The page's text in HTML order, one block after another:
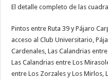
El detalle completo de las
Pintos entre Ruta 39 y Pájaro
acceso al Club Universitario,
Cardenales, Las Calandrias
Las Calandrias entre Los
entre Los Zorzales y Los Mirlos,